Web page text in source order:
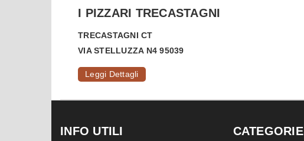
I PIZZARI TRECASTAGNI
TRECASTAGNI CT
VIA STELLUZZA N4 95039
Leggi Dettagli
INFO UTILI CATEGORIE